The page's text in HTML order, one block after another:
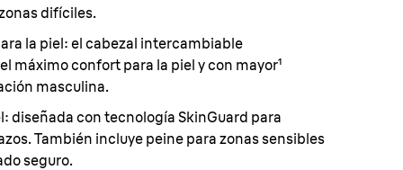
difíciles.
la piel: el cabezal intercambiable
máximo confort para la piel y con mayor¹
masculina.
diseñada con tecnología SkinGuard para
También incluye peine para zonas sensibles
seguro.